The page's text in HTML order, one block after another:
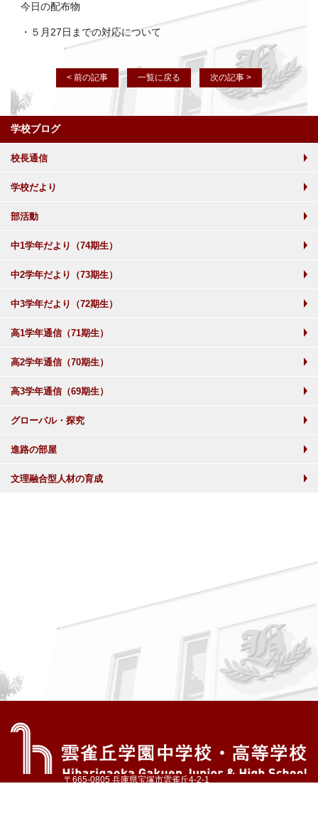
今日の配布物
・５月27日までの対応について
< 前の記事 一覧に戻る 次の記事 >
学校ブログ
校長通信
学校だより
部活動
中1学年だより（74期生）
中2学年だより（73期生）
中3学年だより（72期生）
高1学年通信（71期生）
高2学年通信（70期生）
高3学年通信（69期生）
グローバル・探究
進路の部屋
文理融合型人材の育成
〒665-0805 兵庫県宝塚市雲雀丘4-2-1